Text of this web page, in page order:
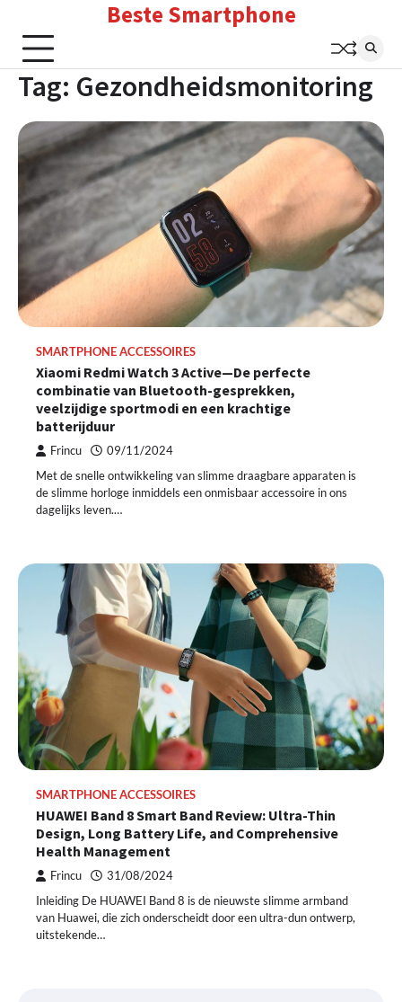
content
Beste Smartphone
Tag: Gezondheidsmonitoring
SMARTPHONE ACCESSOIRES
Xiaomi Redmi Watch 3 Active—De perfecte
combinatie van Bluetooth-gesprekken,
veelzijdige sportmodi en een krachtige
batterijduur
Frincu 09/11/2024
Met de snelle ontwikkeling van slimme draagbare apparaten is
de slimme horloge inmiddels een onmisbaar accessoire in ons
dagelijks leven.…
SMARTPHONE ACCESSOIRES
HUAWEI Band 8 Smart Band Review: Ultra-Thin
Design, Long Battery Life, and Comprehensive
Health Management
Frincu 31/08/2024
Inleiding De HUAWEI Band 8 is de nieuwste slimme armband
van Huawei, die zich onderscheidt door een ultra-dun ontwerp,
uitstekende…